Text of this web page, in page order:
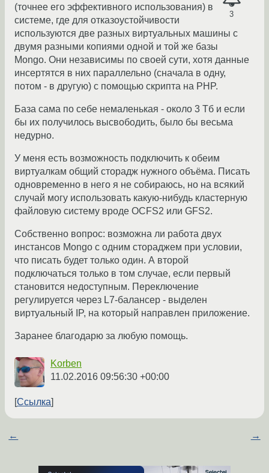
3
(точнее его эффективного использования) в
системе, где для отказоустойчивости
используются две разных виртуальных машины с
двумя разными копиями одной и той же базы
Mongo. Они независимы по своей сути, хотя данные
инсертятся в них параллельно (сначала в одну,
потом - в другую) с помощью скрипта на PHP.
База сама по себе немаленькая - около 3 Тб и если
бы их получилось высвободить, было бы весьма
недурно.
У меня есть возможность подключить к обеим
виртуалкам общий сторадж нужного объёма. Писать
одновременно в него я не собираюсь, но на всякий
случай могу использовать какую-нибудь кластерную
файловую систему вроде OCFS2 или GFS2.
Собственно вопрос: возможна ли работа двух
инстансов Mongo с одним стораджем при условии,
что писать будет только один. А второй
подключаться только в том случае, если первый
становится недоступным. Переключение
регулируется через L7-балансер - выделен
виртуальный IP, на который направлен приложение.
Заранее благодарю за любую помощь.
Korben
11.02.2016 09:56:30 +00:00
Ссылка
← →